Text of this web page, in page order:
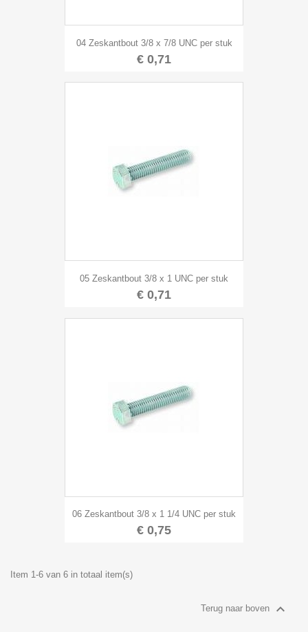
04 Zeskantbout 3/8 x 7/8 UNC per stuk
€ 0,71
05 Zeskantbout 3/8 x 1 UNC per stuk
€ 0,71
06 Zeskantbout 3/8 x 1 1/4 UNC per stuk
€ 0,75
Item 1-6 van 6 in totaal item(s)
Terug naar boven 